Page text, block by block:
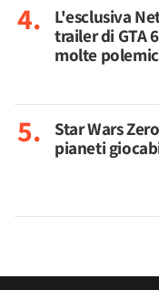
L'esclusiva
trailer di GTA
molte
Star Wars
pianeti